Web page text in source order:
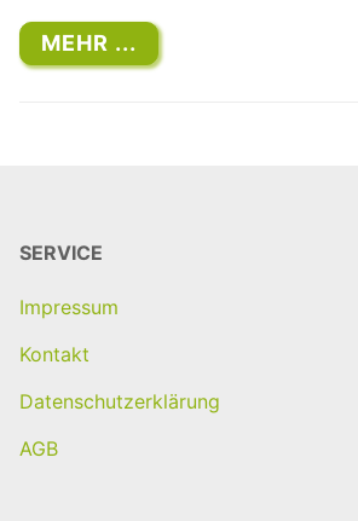
MEHR ...
SERVICE
Impressum
Kontakt
Datenschutzerklärung
AGB